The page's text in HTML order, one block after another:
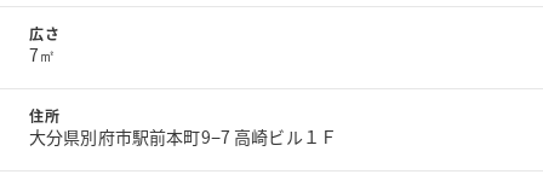
広さ
7㎡
住所
大分県別府市駅前本町9−7 高崎ビル１Ｆ